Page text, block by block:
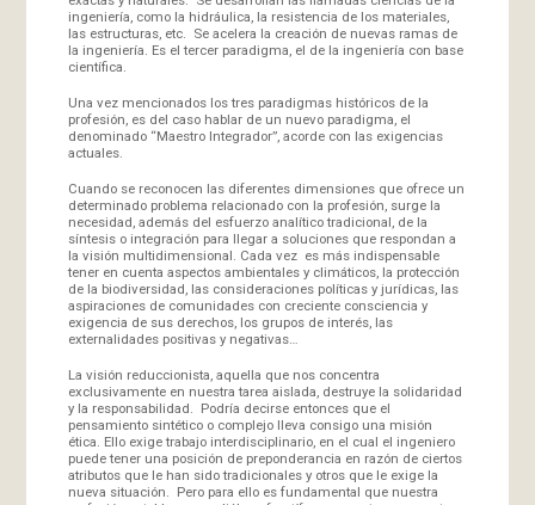
ingeniería, como la hidráulica, la resistencia de los materiales,
las estructuras, etc. Se acelera la creación de nuevas ramas de
la ingeniería. Es el tercer paradigma, el de la ingeniería con base
científica.
Una vez mencionados los tres paradigmas históricos de la
profesión, es del caso hablar de un nuevo paradigma, el
denominado “Maestro Integrador”, acorde con las exigencias
actuales.
Cuando se reconocen las diferentes dimensiones que ofrece un
determinado problema relacionado con la profesión, surge la
necesidad, además del esfuerzo analítico tradicional, de la
síntesis o integración para llegar a soluciones que respondan a
la visión multidimensional. Cada vez es más indispensable
tener en cuenta aspectos ambientales y climáticos, la protección
de la biodiversidad, las consideraciones políticas y jurídicas, las
aspiraciones de comunidades con creciente consciencia y
exigencia de sus derechos, los grupos de interés, las
externalidades positivas y negativas…
La visión reduccionista, aquella que nos concentra
exclusivamente en nuestra tarea aislada, destruye la solidaridad
y la responsabilidad. Podría decirse entonces que el
pensamiento sintético o complejo lleva consigo una misión
ética. Ello exige trabajo interdisciplinario, en el cual el ingeniero
puede tener una posición de preponderancia en razón de ciertos
atributos que le han sido tradicionales y otros que le exige la
nueva situación. Pero para ello es fundamental que nuestra